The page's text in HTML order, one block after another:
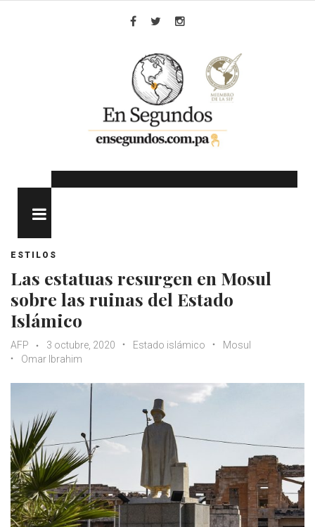
ESTILOS
Las estatuas resurgen en Mosul
sobre las ruinas del Estado
Islámico
AFP 3 octubre, 2020 Estado islámico
Mosul
Omar Ibrahim